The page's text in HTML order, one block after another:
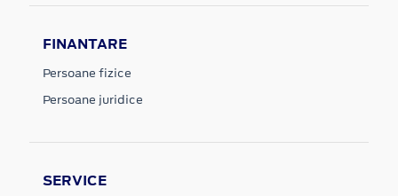
FINANTARE
Persoane fizice
Persoane juridice
SERVICE